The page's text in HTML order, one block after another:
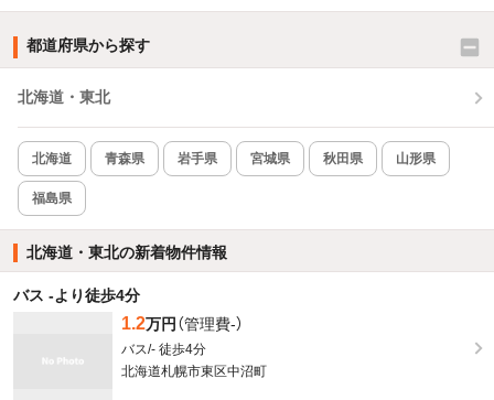
都道府県から探す
北海道・東北
北海道 青森県 岩手県 宮城県 秋田県 山形県
福島県
北海道・東北の新着物件情報
バス -より徒歩4分
1.2万円 （管理費-）
バス/- 徒歩4分
北海道札幌市東区中沼町